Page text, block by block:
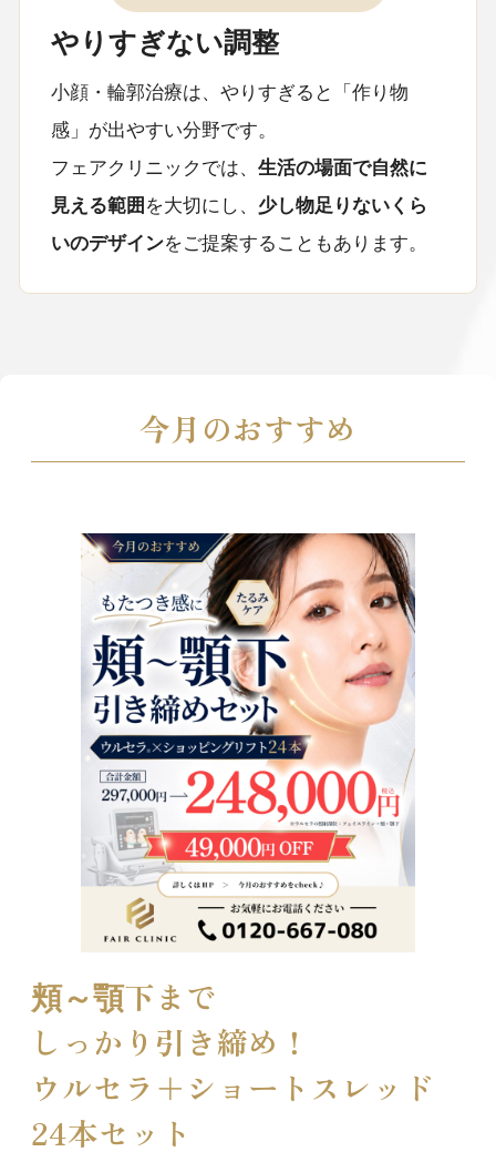
やりすぎない調整
小顔・輪郭治療は、やりすぎると「作り物
感」が出やすい分野です。
フェアクリニックでは、 生活の場面で自然に
見える範囲を大切にし、 少し物足りないくら
いのデザインをご提案することもあります。
今月のおすすめ
頬～顎下まで
しっかり引き締め！
ウルセラ＋ショートスレッド
24本セット